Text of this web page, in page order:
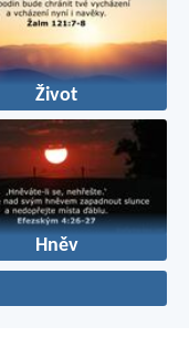
Život
Hněv